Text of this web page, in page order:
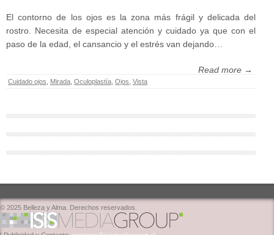
El contorno de los ojos es la zona más frágil y delicada del
rostro. Necesita de especial atención y cuidado ya que con el
paso de la edad, el cansancio y el estrés van dejando…
Read more →
Cuidado ojos Mirada Oculoplastía Ojos Vista
© 2025 Belleza y Alma. Derechos reservados.